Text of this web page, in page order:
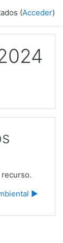
(Acceder)
▶︎